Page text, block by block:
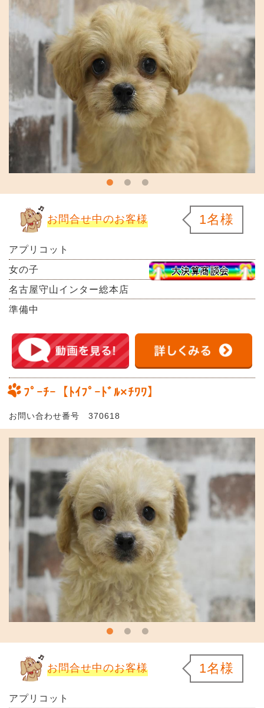
お問合せ中のお客様 1名様
アプリコット
女の子
名古屋守山インター総本店
準備中
ﾌﾟｰﾁｰ【ﾄｲﾌﾟｰﾄﾞﾙ×ﾁﾜﾜ】
お問い合わせ番号 370618
お問合せ中のお客様 1名様
アプリコット